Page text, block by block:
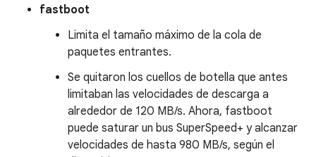
fastboot
Limita el tamaño máximo de la cola de
paquetes entrantes.
Se quitaron los cuellos de botella que antes
limitaban las velocidades de descarga a
alrededor de 120 MB/s. Ahora, fastboot
puede saturar un bus SuperSpeed+ y alcanzar
velocidades de hasta 980 MB/s, según el